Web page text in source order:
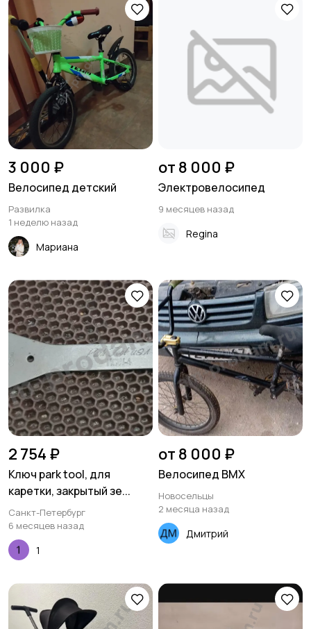
3 000 ₽
Велосипед детский
Развилка
1 неделю назад
Мариана
от 8 000 ₽
Электровелосипед
9 месяцев назад
Regina
2 754 ₽
Ключ park tool, для
каретки, закрытый зе...
Санкт-Петербург
6 месяцев назад
1
от 8 000 ₽
Велосипед BMX
Новосельцы
2 месяца назад
Дмитрий